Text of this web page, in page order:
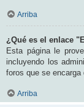
Arriba
¿Qué es el enlace
Esta página le
incluyendo los
foros que se encarga
Arriba